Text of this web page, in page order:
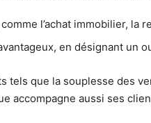
l’achat immobilier, la
en désignant un
tels que la souplesse des
accompagne aussi ses